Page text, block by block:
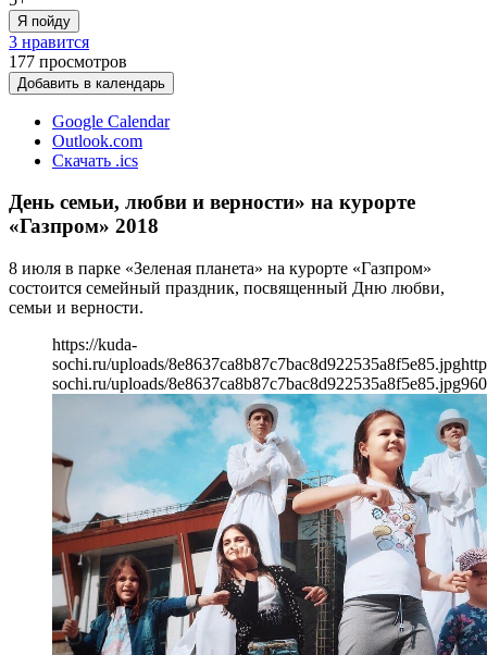
Я пойду
3 нравится
177 просмотров
Добавить в календарь
Google Calendar
Outlook.com
Скачать .ics
День семьи, любви и верности» на курорте
«Газпром» 2018
8 июля в парке «Зеленая планета» на курорте «Газпром»
состоится семейный праздник, посвященный Дню любви,
семьи и верности.
https://kuda-
sochi.ru/uploads/8e8637ca8b87c7bac8d922535a8f5e85.jpg
sochi.ru/uploads/8e8637ca8b87c7bac8d922535a8f5e85.jpg960